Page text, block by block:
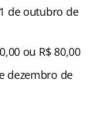
de outubro de
ou R$ 80,00
dezembro de